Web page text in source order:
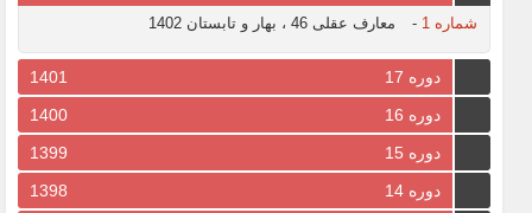
شماره 1 - معارف عقلی 46 ، بهار و تابستان 1402
دوره 17
1401
دوره 16
1400
دوره 15
1399
دوره 14
1398